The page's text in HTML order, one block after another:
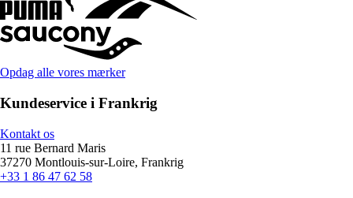
Opdag alle vores mærker
Kundeservice i Frankrig
Kontakt os
11 rue Bernard Maris
37270 Montlouis-sur-Loire, Frankrig
+33 1 86 47 62 58